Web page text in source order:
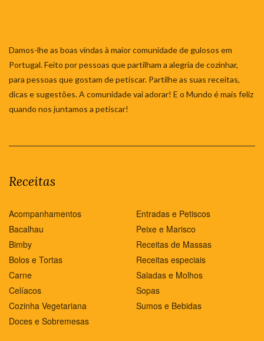
Damos-lhe as boas vindas à maior comunidade de gulosos em
Portugal. Feito por pessoas que partilham a alegria de cozinhar,
para pessoas que gostam de petiscar. Partilhe as suas receitas,
dicas e sugestões. A comunidade vai adorar! E o Mundo é mais feliz
quando nos juntamos a petiscar!
Receitas
Acompanhamentos
Bacalhau
Bimby
Bolos e Tortas
Carne
Celíacos
Cozinha Vegetariana
Doces e Sobremesas
Entradas e Petiscos
Peixe e Marisco
Receitas de Massas
Receitas especiais
Saladas e Molhos
Sopas
Sumos e Bebidas